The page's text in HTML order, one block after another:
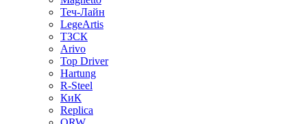
Теч-Лайн
LegeArtis
ТЗСК
Arivo
Top Driver
Hartung
R-Steel
КиК
Replica